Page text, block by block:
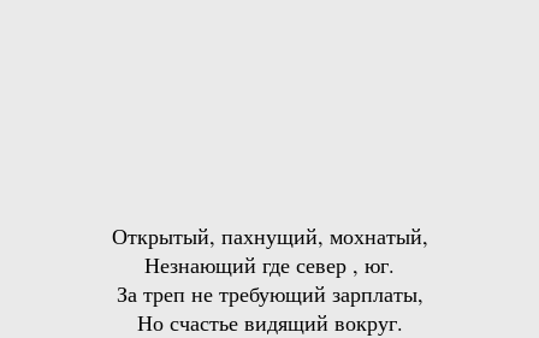
Открытый, пахнущий, мохнатый,
Незнающий где север , юг.
За треп не требующий зарплаты,
Но счастье видящий вокруг.